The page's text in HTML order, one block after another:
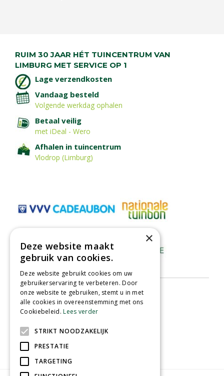
RUIM 30 JAAR HÉT TUINCENTRUM VAN
LIMBURG MET SERVICE OP 1
Lage verzendkosten
Vandaag besteld
Volgende werkdag ophalen
Betaal veilig
met iDeal - Wero
Afhalen in tuincentrum
Vlodrop (Limburg)
×
Deze website maakt
gebruik van cookies.
Deze website gebruikt cookies om uw
gebruikerservaring te verbeteren. Door
onze website te gebruiken, stemt u in met
alle cookies in overeenstemming met ons
Cookiebeleid.Lees verder
STRIKT NOODZAKELIJK
PRESTATIE
TARGETING